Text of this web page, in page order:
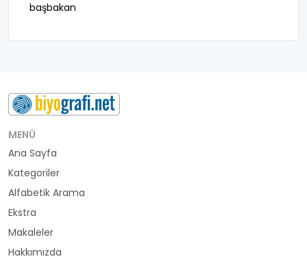
başbakan
belediye başkanı
buluş
bürokrat
büyükelçi
cumhurbaşkanı
din adamı
MENÜ
Ana Sayfa
Kategoriler
Alfabetik Arama
Ekstra
Makaleler
Hakkımızda